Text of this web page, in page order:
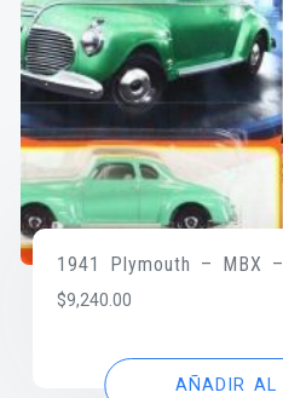
1941 Plymouth – MBX
$9,240.00
AÑADIR AL